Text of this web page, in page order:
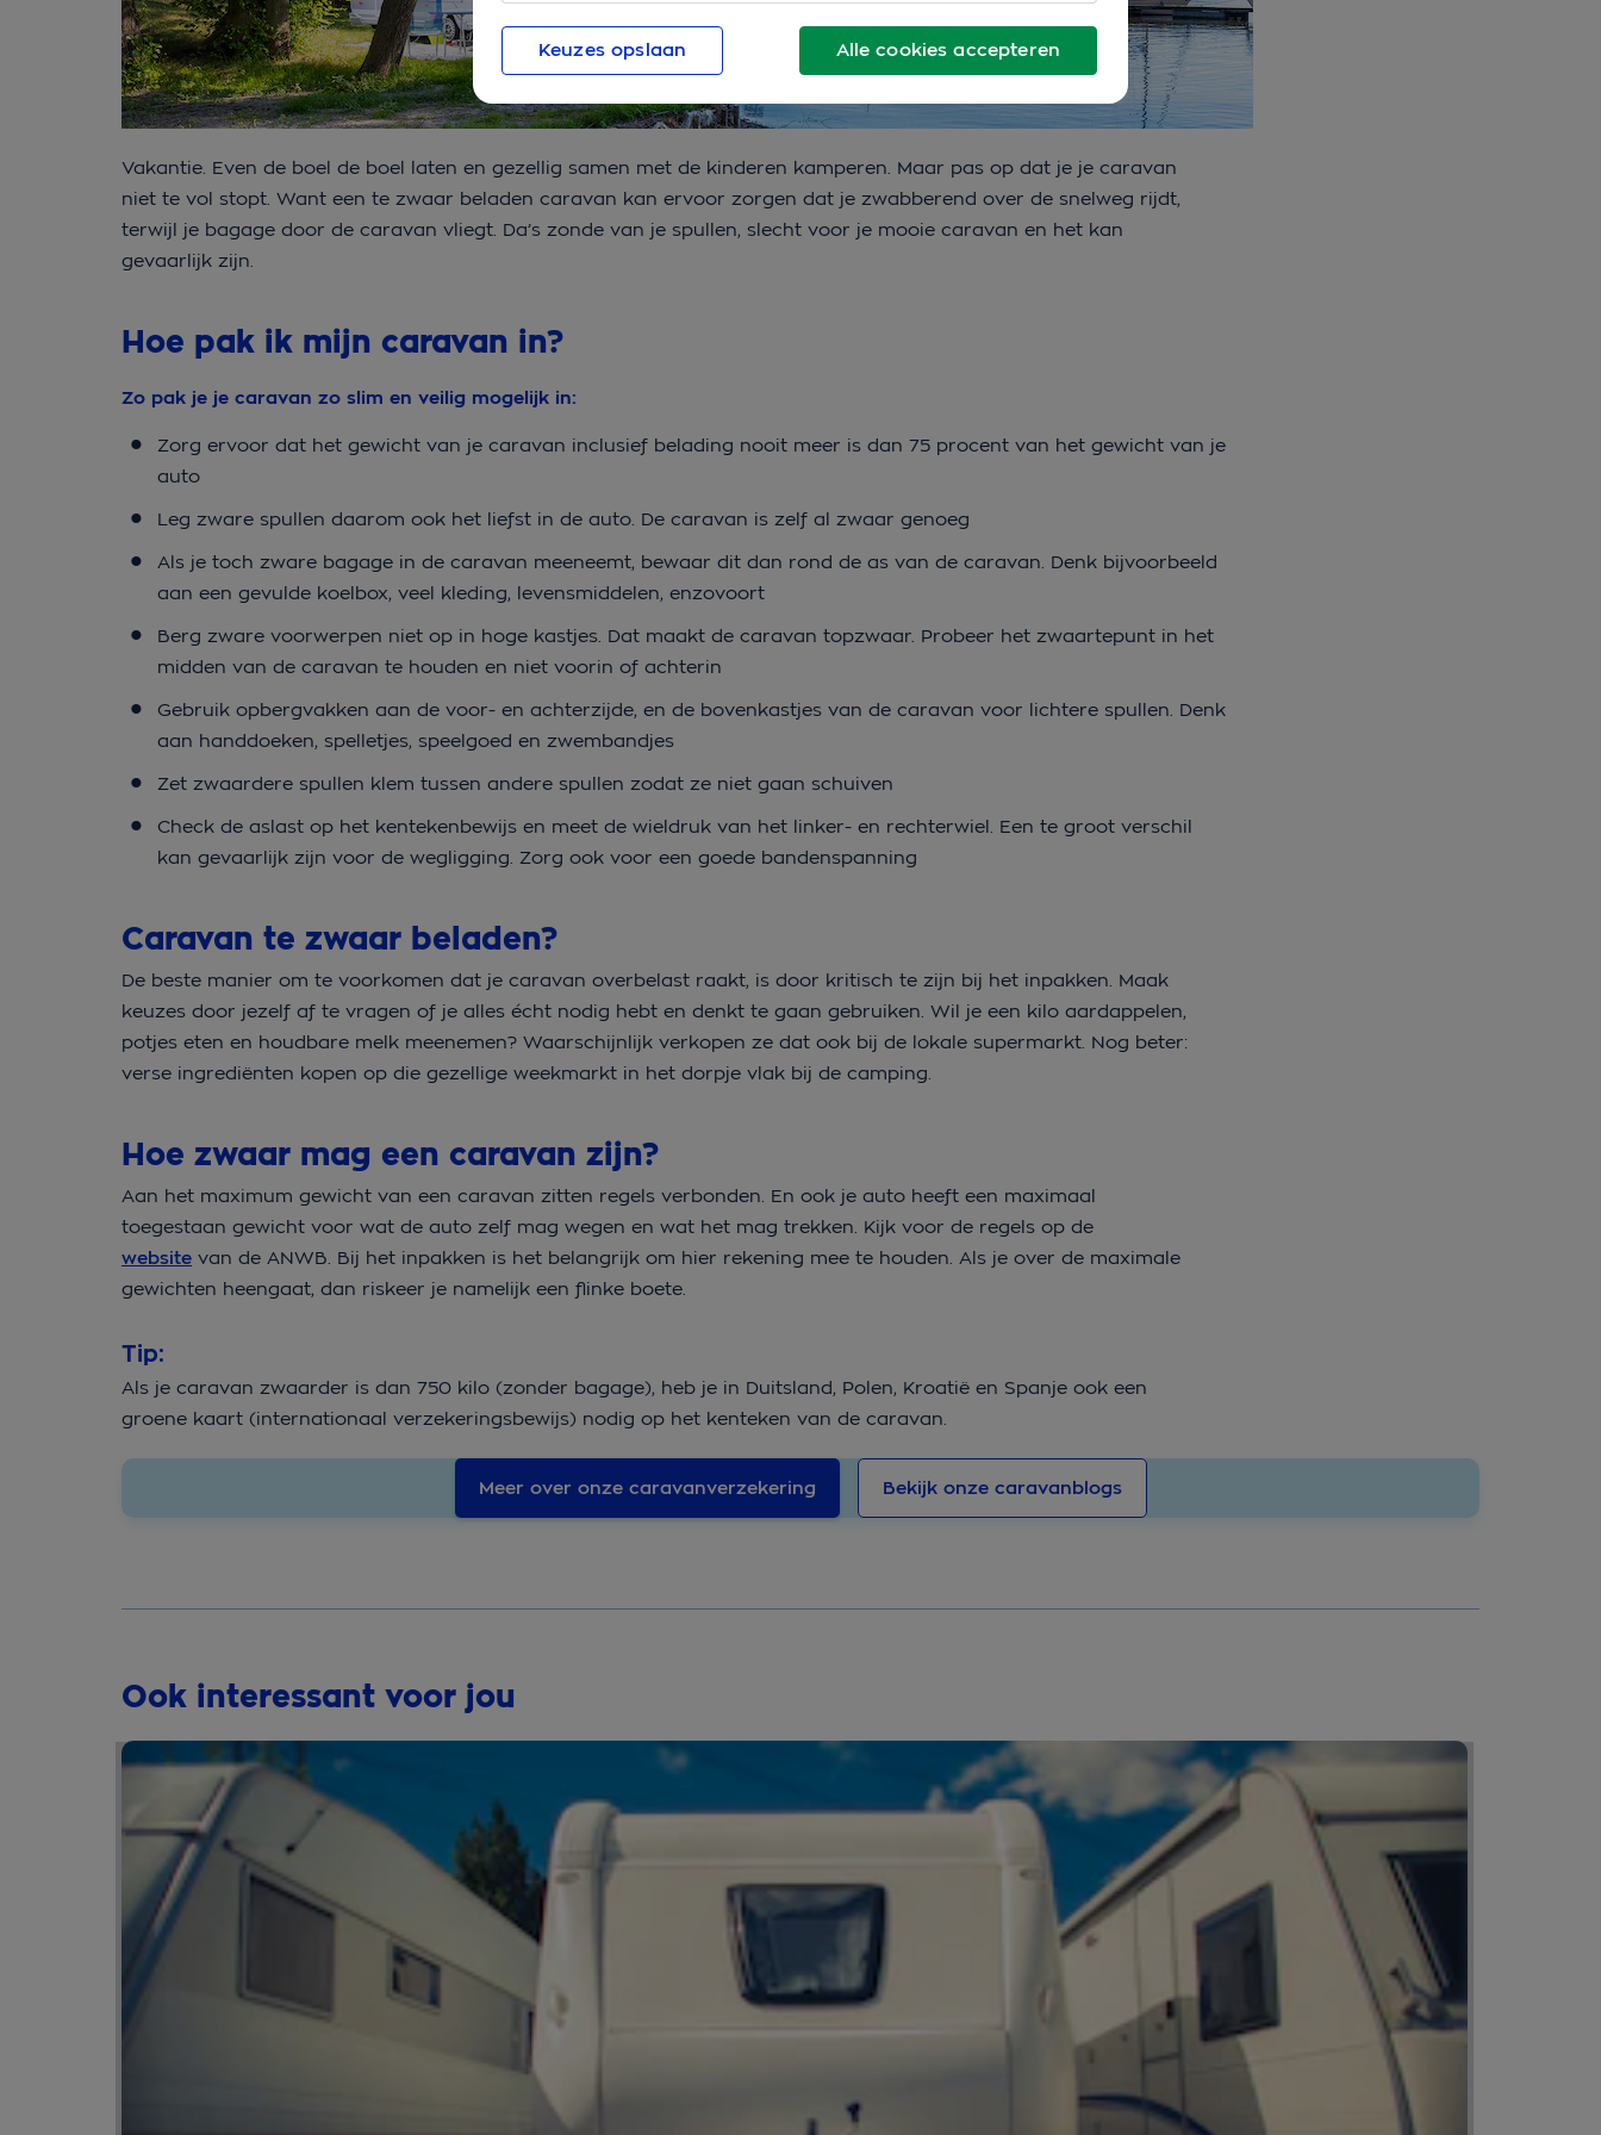
Vakantie. Even de boel de boel laten en gezellig samen met de kinderen kamperen. Maar pas op dat je je caravan
niet te vol stopt. Want een te zwaar beladen caravan kan ervoor zorgen dat je zwabberend over de snelweg rijdt,
terwijl je bagage door de caravan vliegt. Da’s zonde van je spullen, slecht voor je mooie caravan en het kan
gevaarlijk zijn.
Hoe pak ik mijn caravan in?
Zo pak je je caravan zo slim en veilig mogelijk in:
Zorg ervoor dat het gewicht van je caravan inclusief belading nooit meer is dan 75 procent van het gewicht van je
auto
Leg zware spullen daarom ook het liefst in de auto. De caravan is zelf al zwaar genoeg
Als je toch zware bagage in de caravan meeneemt, bewaar dit dan rond de as van de caravan. Denk bijvoorbeeld
aan een gevulde koelbox, veel kleding, levensmiddelen, enzovoort
Berg zware voorwerpen niet op in hoge kastjes. Dat maakt de caravan topzwaar. Probeer het zwaartepunt in het
midden van de caravan te houden en niet voorin of achterin
Gebruik opbergvakken aan de voor- en achterzijde, en de bovenkastjes van de caravan voor lichtere spullen. Denk
aan handdoeken, spelletjes, speelgoed en zwembandjes
Zet zwaardere spullen klem tussen andere spullen zodat ze niet gaan schuiven
Check de aslast op het kentekenbewijs en meet de wieldruk van het linker- en rechterwiel. Een te groot verschil
kan gevaarlijk zijn voor de wegligging. Zorg ook voor een goede bandenspanning
Caravan te zwaar beladen?
De beste manier om te voorkomen dat je caravan overbelast raakt, is door kritisch te zijn bij het inpakken. Maak
keuzes door jezelf af te vragen of je alles écht nodig hebt en denkt te gaan gebruiken. Wil je een kilo aardappelen,
potjes eten en houdbare melk meenemen? Waarschijnlijk verkopen ze dat ook bij de lokale supermarkt. Nog beter:
verse ingrediënten kopen op die gezellige weekmarkt in het dorpje vlak bij de camping.
Hoe zwaar mag een caravan zijn?
Aan het maximum gewicht van een caravan zitten regels verbonden. En ook je auto heeft een maximaal
toegestaan gewicht voor wat de auto zelf mag wegen en wat het mag trekken. Kijk voor de regels op de
website van de ANWB. Bij het inpakken is het belangrijk om hier rekening mee te houden. Als je over de maximale
gewichten heengaat, dan riskeer je namelijk een flinke boete.
Tip:
Als je caravan zwaarder is dan 750 kilo (zonder bagage), heb je in Duitsland, Polen, Kroatië en Spanje ook een
groene kaart (internationaal verzekeringsbewijs) nodig op het kenteken van de caravan.
Meer over onze caravanverzekering Bekijk onze caravanblogs
Ook interessant voor jou
Alle cookies accepteren
Keuzes opslaan